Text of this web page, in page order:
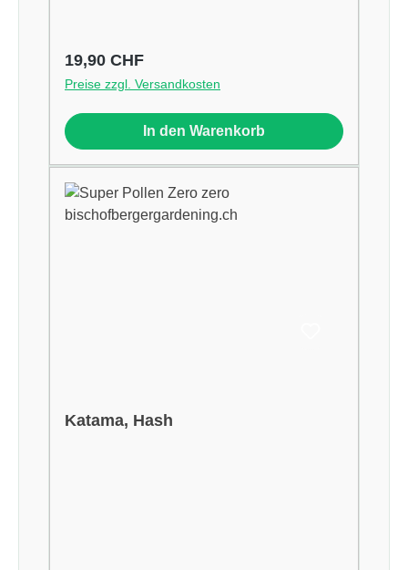
Regulärer Preis:
19,90 CHF
Preise zzgl. Versandkosten
In den Warenkorb
Katama, Hash